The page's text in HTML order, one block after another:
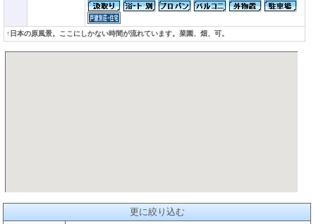
↑日本の原風景。ここにしかない時間が流れています。菜園、畑、可。
更に絞り込む